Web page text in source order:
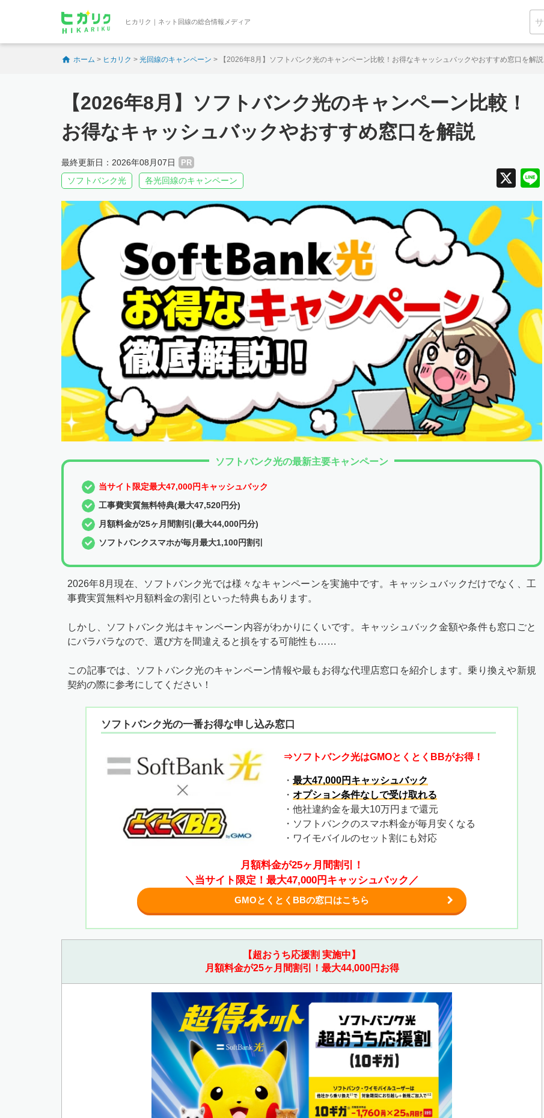
ヒカリク｜ネット回線の総合情報メディア
ホーム > ヒカリク > 光回線のキャンペーン > 【2026年8月】ソフトバンク光のキャンペーン比較！お得なキャッシュバックやおすすめ窓口を解説
【2026年8月】ソフトバンク光のキャンペーン比較！
お得なキャッシュバックやおすすめ窓口を解説
最終更新日：2026年08月07日 PR
X
ソフトバンク光 各光回線のキャンペーン
ソフトバンク光の最新主要キャンペーン
当サイト限定最大47,000円キャッシュバック
工事費実質無料特典(最大47,520円分)
月額料金が25ヶ月間割引(最大44,000円分)
ソフトバンクスマホが毎月最大1,100円割引
2026年8月現在、ソフトバンク光では様々なキャンペーンを実施中です。キャッシュバックだけでなく、工
事費実質無料や月額料金の割引といった特典もあります。
しかし、ソフトバンク光はキャンペーン内容がわかりにくいです。キャッシュバック金額や条件も窓口ごと
にバラバラなので、選び方を間違えると損をする可能性も……
この記事では、ソフトバンク光のキャンペーン情報や最もお得な代理店窓口を紹介します。乗り換えや新規
契約の際に参考にしてください！
ソフトバンク光の一番お得な申し込み窓口
⇒ソフトバンク光はGMOとくとくBBがお得！
・ 最大47,000円キャッシュバック
・ オプション条件なしで受け取れる
・他社違約金を最大10万円まで還元
・ソフトバンクのスマホ料金が毎月安くなる
・ワイモバイルのセット割にも対応
月額料金が25ヶ月間割引！
＼当サイト限定！最大47,000円キャッシュバック／
GMOとくとくBBの窓口はこちら
【超おうち応援割 実施中】
月額料金が25ヶ月間割引！最大44,000円お得